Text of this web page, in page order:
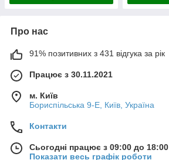
Про нас
91% позитивних з 431 відгука за рік
Працює з 30.11.2021
м. Київ
Бориспільська 9-Е, Київ, Україна
Контакти
Сьогодні працює з 09:00 до 18:00
Показати весь графік роботи